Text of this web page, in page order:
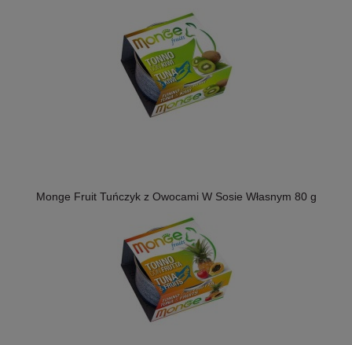
Monge Fruit Tuńczyk z Owocami W Sosie Własnym 80 g